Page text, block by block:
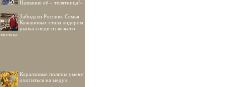
Название её – телятница!»
Забодали Россию: Семья
Кожановых стала лидером
рынка снеди из козьего
молока
Коралловые полипы умеют
охотиться на медуз